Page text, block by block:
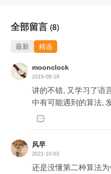
全部留言 (8)
最新 精选
moonclock
2019-09-19
讲的不错, 又学习了语
中有可能遇到的算法,

风早
2021-10-03
还是没懂第二种算法